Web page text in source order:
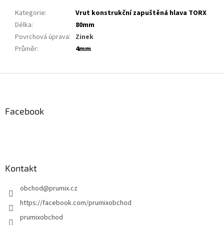
Kategorie:
Vrut konstrukční zapuštěná hlava TORX
Délka:
80mm
Povrchová úprava: Zinek
Průměr: 4mm
Facebook
Kontakt
obchod@prumix.cz
https://facebook.com/prumixobchod
prumixobchod